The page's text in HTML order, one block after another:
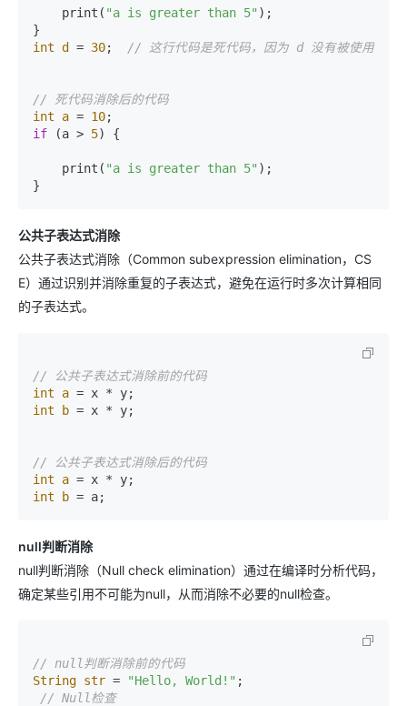
    print(
"a is greater than 5" );
int d = 30; // 这行代码是死代码，因为 d 没有被使用
// 死代码消除后的代码
int
a = 10
if (a > 5) {
    print(
"a is greater than 5" );
公共子表达式消除
公共子表达式消除（Common subexpression elimination，CS
E）通过识别并消除重复的子表达式，避免在运行时多次计算相同
的子表达式。
// 公共子表达式消除前的代码
int
a =
int
b = x * y;
// 公共子表达式消除后的代码
int
a =
int
b =
null判断消除
null判断消除（Null check elimination）通过在编译时分析代码，
确定某些引用不可能为null，从而消除不必要的null检查。
// null判断消除前的代码
String str = "Hello, World!" ;
// Null检查